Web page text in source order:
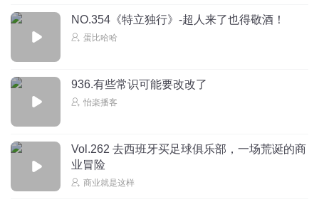
NO.354《特立独行》-超人来了也得敬酒！
蛋比哈哈
936.有些常识可能要改改了
怡楽播客
Vol.262 去西班牙买足球俱乐部，一场荒诞的商
业冒险
商业就是这样